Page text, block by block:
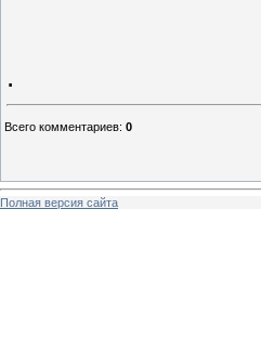
.
Всего комментариев: 0
Полная версия сайта